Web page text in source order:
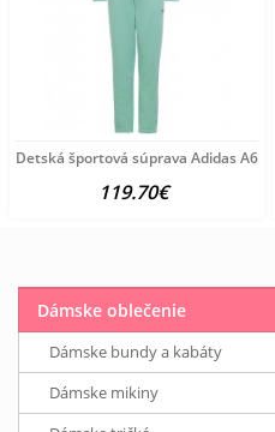
Detská športová súprava Adidas A6534
119.70€
Dámske oblečenie
Dámske bundy a kabáty
Dámske mikiny